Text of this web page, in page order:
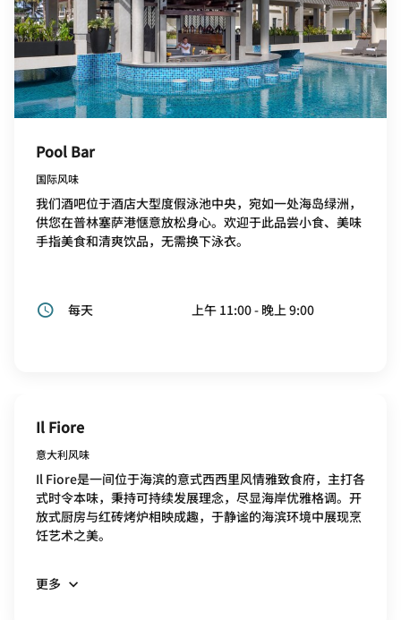
Pool Bar
国际风味
我们酒吧位于酒店大型度假泳池中央，宛如一处海岛绿洲，
供您在普林塞萨港惬意放松身心。欢迎于此品尝小食、美味
手指美食和清爽饮品，无需换下泳衣。
每天 上午 11:00 - 晚上 9:00
Il Fiore
意大利风味
Il Fiore是一间位于海滨的意式西西里风情雅致食府，主打各
式时令本味，秉持可持续发展理念，尽显海岸优雅格调。开
放式厨房与红砖烤炉相映成趣，于静谧的海滨环境中展现烹
饪艺术之美。
更多